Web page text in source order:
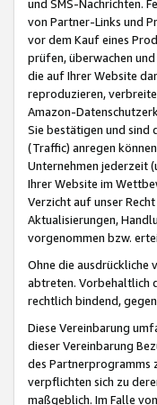
und SMS-Nachrichten.
von Partner-Links und
vor dem Kauf eines
prüfen, überwachen
die auf Ihrer Website
reproduzieren,
Amazon-
Sie bestätigen und sind
(Traffic) anregen
Unternehmen jederzeit
Ihrer Website im
Verzicht auf unser
Aktualisierungen,
vorgenommen bzw.
Ohne die ausdrückliche
abtreten. Vorbehaltlich
rechtlich bindend,
Diese Vereinbarung
dieser Vereinbarung
des Partnerprogramms
verpflichten sich zu
maßgeblich. Im Falle